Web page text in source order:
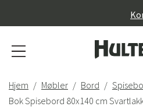
Hjem Møbler Bord
Bok Spisebord 80x140 cm